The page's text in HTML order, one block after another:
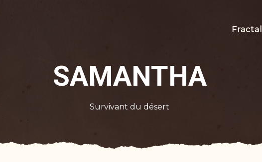
Fractal
SAMANTHA
Survivant du désert